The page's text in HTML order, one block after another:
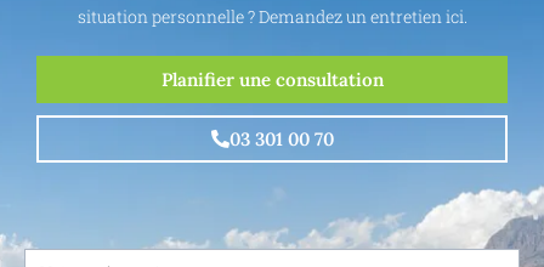
situation personnelle ? Demandez un entretien ici.
Planifier une consultation
03 301 00 70